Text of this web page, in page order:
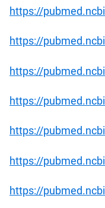
https://
https://
https://
https://
https://
https://
https://